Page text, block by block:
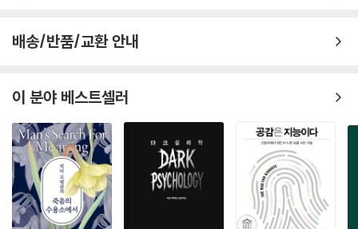
를 용기 있게 바라보고, 어젯밤 꿈과 함께 그 답을 찾는 여정을 시작해야 한
우선으로 돌보고 지킬 수 있도록 꿈은 항상 자신의 곁에서 격려하며 조언
꿈이라는 고유한 경험이 전하는 보편적 진실
이 책의 미덕은 ‘꿈’이라는 무의식이 전하는 보편적 진실에 있다. 저자의 말
처럼 “꿈은 아주 개별적이지만, 정신분석은 언제나 개별적이고 고유한 경
험 속에서 보편적 진실에 관해 이야기”하기 때문이다. 우리는 불편한 이야
기를 마음 밖으로 추방하지만, 꿈은 우리가 잃어버린 이야기들을 다시 우
리에게 되돌려준다. 내가 하지 못한 말을 해도 된다고, 내가 원하는 것을 원
배송/반품/교환 안내
이 분야 베스트셀러